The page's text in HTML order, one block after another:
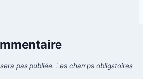
pas publiée. Les champs obligatoires